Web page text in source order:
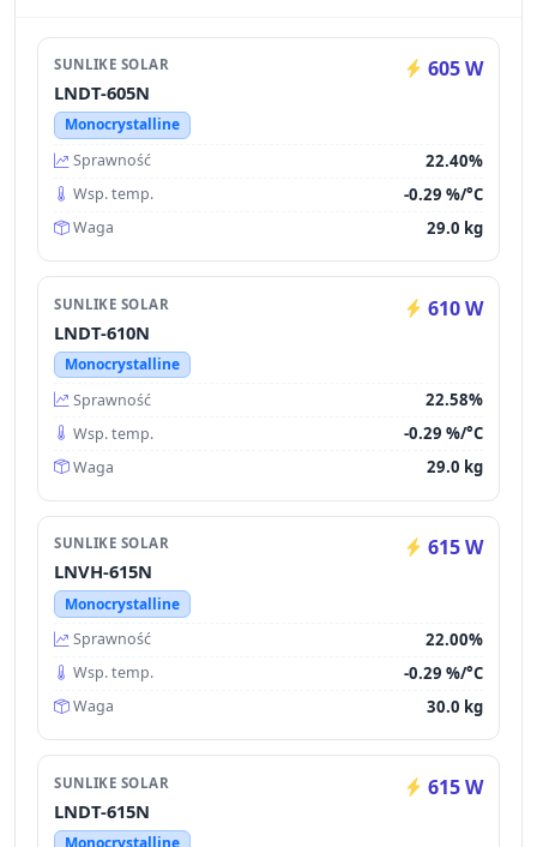
SUNLIKE SOLAR 605 W
LNDT-605N
Monocrystalline
Sprawność
22.40%
Wsp. temp. -0.29 %/°C
Waga 29.0 kg
SUNLIKE SOLAR 610 W
LNDT-610N
Monocrystalline
Sprawność
22.58%
Wsp. temp. -0.29 %/°C
Waga 29.0 kg
SUNLIKE SOLAR 615 W
LNVH-615N
Monocrystalline
Sprawność
22.00%
Wsp. temp. -0.29 %/°C
Waga 30.0 kg
SUNLIKE SOLAR 615 W
LNDT-615N
Monocrystalline